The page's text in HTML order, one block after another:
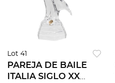
Lot 41
PAREJA DE BAILE
ITALIA SIGLO XX